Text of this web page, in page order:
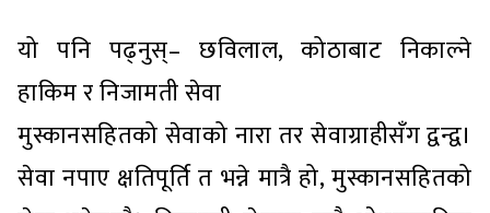
यो पनि पढ्नुस्– छविलाल, कोठाबाट निकाल्ने
हाकिम र निजामती सेवा
मुस्कानसहितको सेवाको नारा तर सेवाग्राहीसँग द्वन्द्व।
सेवा नपाए क्षतिपूर्ति त भन्ने मात्रै हो, मुस्कानसहितको